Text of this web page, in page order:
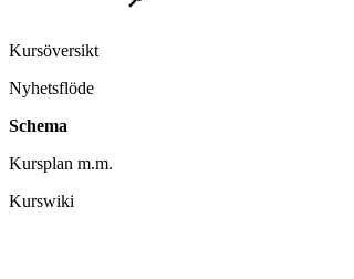
Kursöversikt
Nyhetsflöde
Schema
Kursplan m.m.
Kurswiki